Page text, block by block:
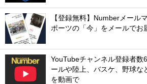
【登録無料】Numberメール
ポーツの「今」をメールでお
YouTubeチャンネル登録者数
ールや陸上、バスケ、野球な
を動画で